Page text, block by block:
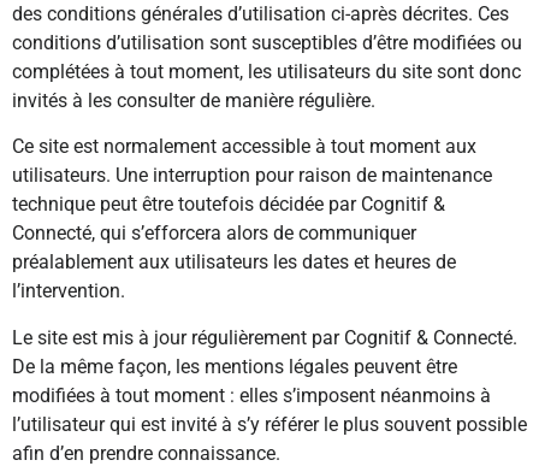
des conditions générales d’utilisation ci-après décrites. Ces
conditions d’utilisation sont susceptibles d’être modifiées ou
complétées à tout moment, les utilisateurs du site sont donc
invités à les consulter de manière régulière.
Ce site est normalement accessible à tout moment aux
utilisateurs. Une interruption pour raison de maintenance
technique peut être toutefois décidée par Cognitif &
Connecté, qui s’efforcera alors de communiquer
préalablement aux utilisateurs les dates et heures de
l’intervention.
Le site est mis à jour régulièrement par Cognitif & Connecté.
De la même façon, les mentions légales peuvent être
modifiées à tout moment : elles s’imposent néanmoins à
l’utilisateur qui est invité à s’y référer le plus souvent possible
afin d’en prendre connaissance.